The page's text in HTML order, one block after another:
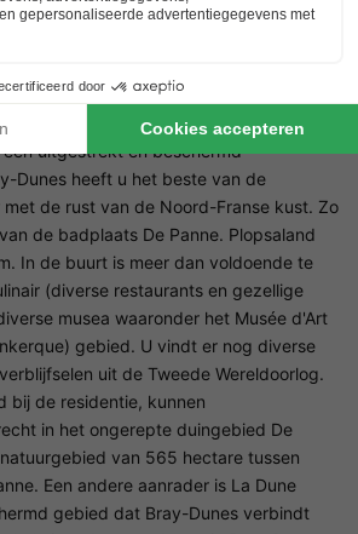
de levendige badplaats Bray-Dunes.
zandstrand en zee treft u op
en winkeltjes. Maar ook voor
er mogelijkheden. Op slechts 200 m. van
uitgestrekt en beschermd
Dunes heeft u het beste van de
met de rust van de Noord-Franse kust. Zo
de badplaats De Panne. Plopsaland
In de buurt is meer dan voldoende te
(diverse restaurants en gezellige
musea waaronder het Musée d'Art
gebied. U vindt er nog diverse
uit de Tweede Wereldoorlog.
bij de residentie, kunnen
in het ongerepte duingebied De
van 565 hectare tussen
Een andere aanrader is La Dune
gebied dat Bray-Dunes verbindt